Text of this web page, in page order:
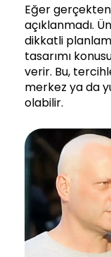
Eğer
açıklanmadı.
dikkatli
tasarımı
verir. Bu,
merkez ya da
olabilir.